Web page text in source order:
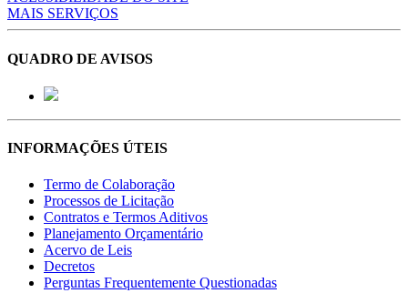
MAIS SERVIÇOS
QUADRO DE AVISOS
INFORMAÇÕES ÚTEIS
Termo de Colaboração
Processos de Licitação
Contratos e Termos Aditivos
Planejamento Orçamentário
Acervo de Leis
Decretos
Perguntas Frequentemente Questionadas